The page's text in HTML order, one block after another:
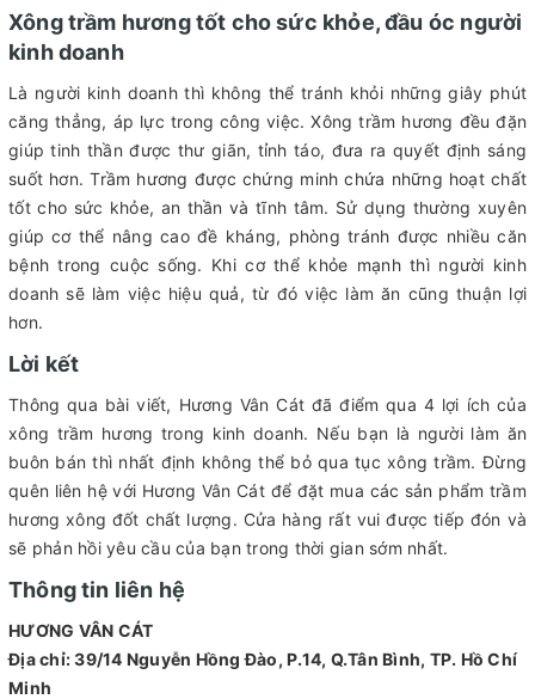
Xông trầm hương tốt cho sức khỏe, đầu óc người
kinh doanh
Là người kinh doanh thì không thể tránh khỏi những giây phút
căng thẳng, áp lực trong công việc. Xông trầm hương đều đặn
giúp tinh thần được thư giãn, tỉnh táo, đưa ra quyết định sáng
suốt hơn. Trầm hương được chứng minh chứa những hoạt chất
tốt cho sức khỏe, an thần và tĩnh tâm. Sử dụng thường xuyên
giúp cơ thể nâng cao đề kháng, phòng tránh được nhiều căn
bệnh trong cuộc sống. Khi cơ thể khỏe mạnh thì người kinh
doanh sẽ làm việc hiệu quả, từ đó việc làm ăn cũng thuận lợi
hơn.
Lời kết
Thông qua bài viết, Hương Vân Cát đã điểm qua 4 lợi ích của
xông trầm hương trong kinh doanh. Nếu bạn là người làm ăn
buôn bán thì nhất định không thể bỏ qua tục xông trầm. Đừng
quên liên hệ với Hương Vân Cát để đặt mua các sản phẩm trầm
hương xông đốt chất lượng. Cửa hàng rất vui được tiếp đón và
sẽ phản hồi yêu cầu của bạn trong thời gian sớm nhất.
Thông tin liên hệ
HƯƠNG VÂN CÁT
Địa chỉ: 39/14 Nguyễn Hồng Đào, P.14, Q.Tân Bình, TP. Hồ Chí
Minh